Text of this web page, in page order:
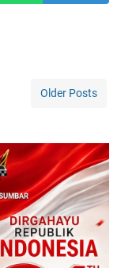
Older Posts